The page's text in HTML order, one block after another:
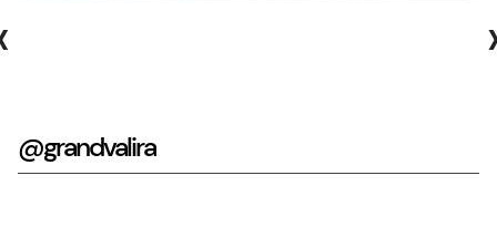
@grandvalira